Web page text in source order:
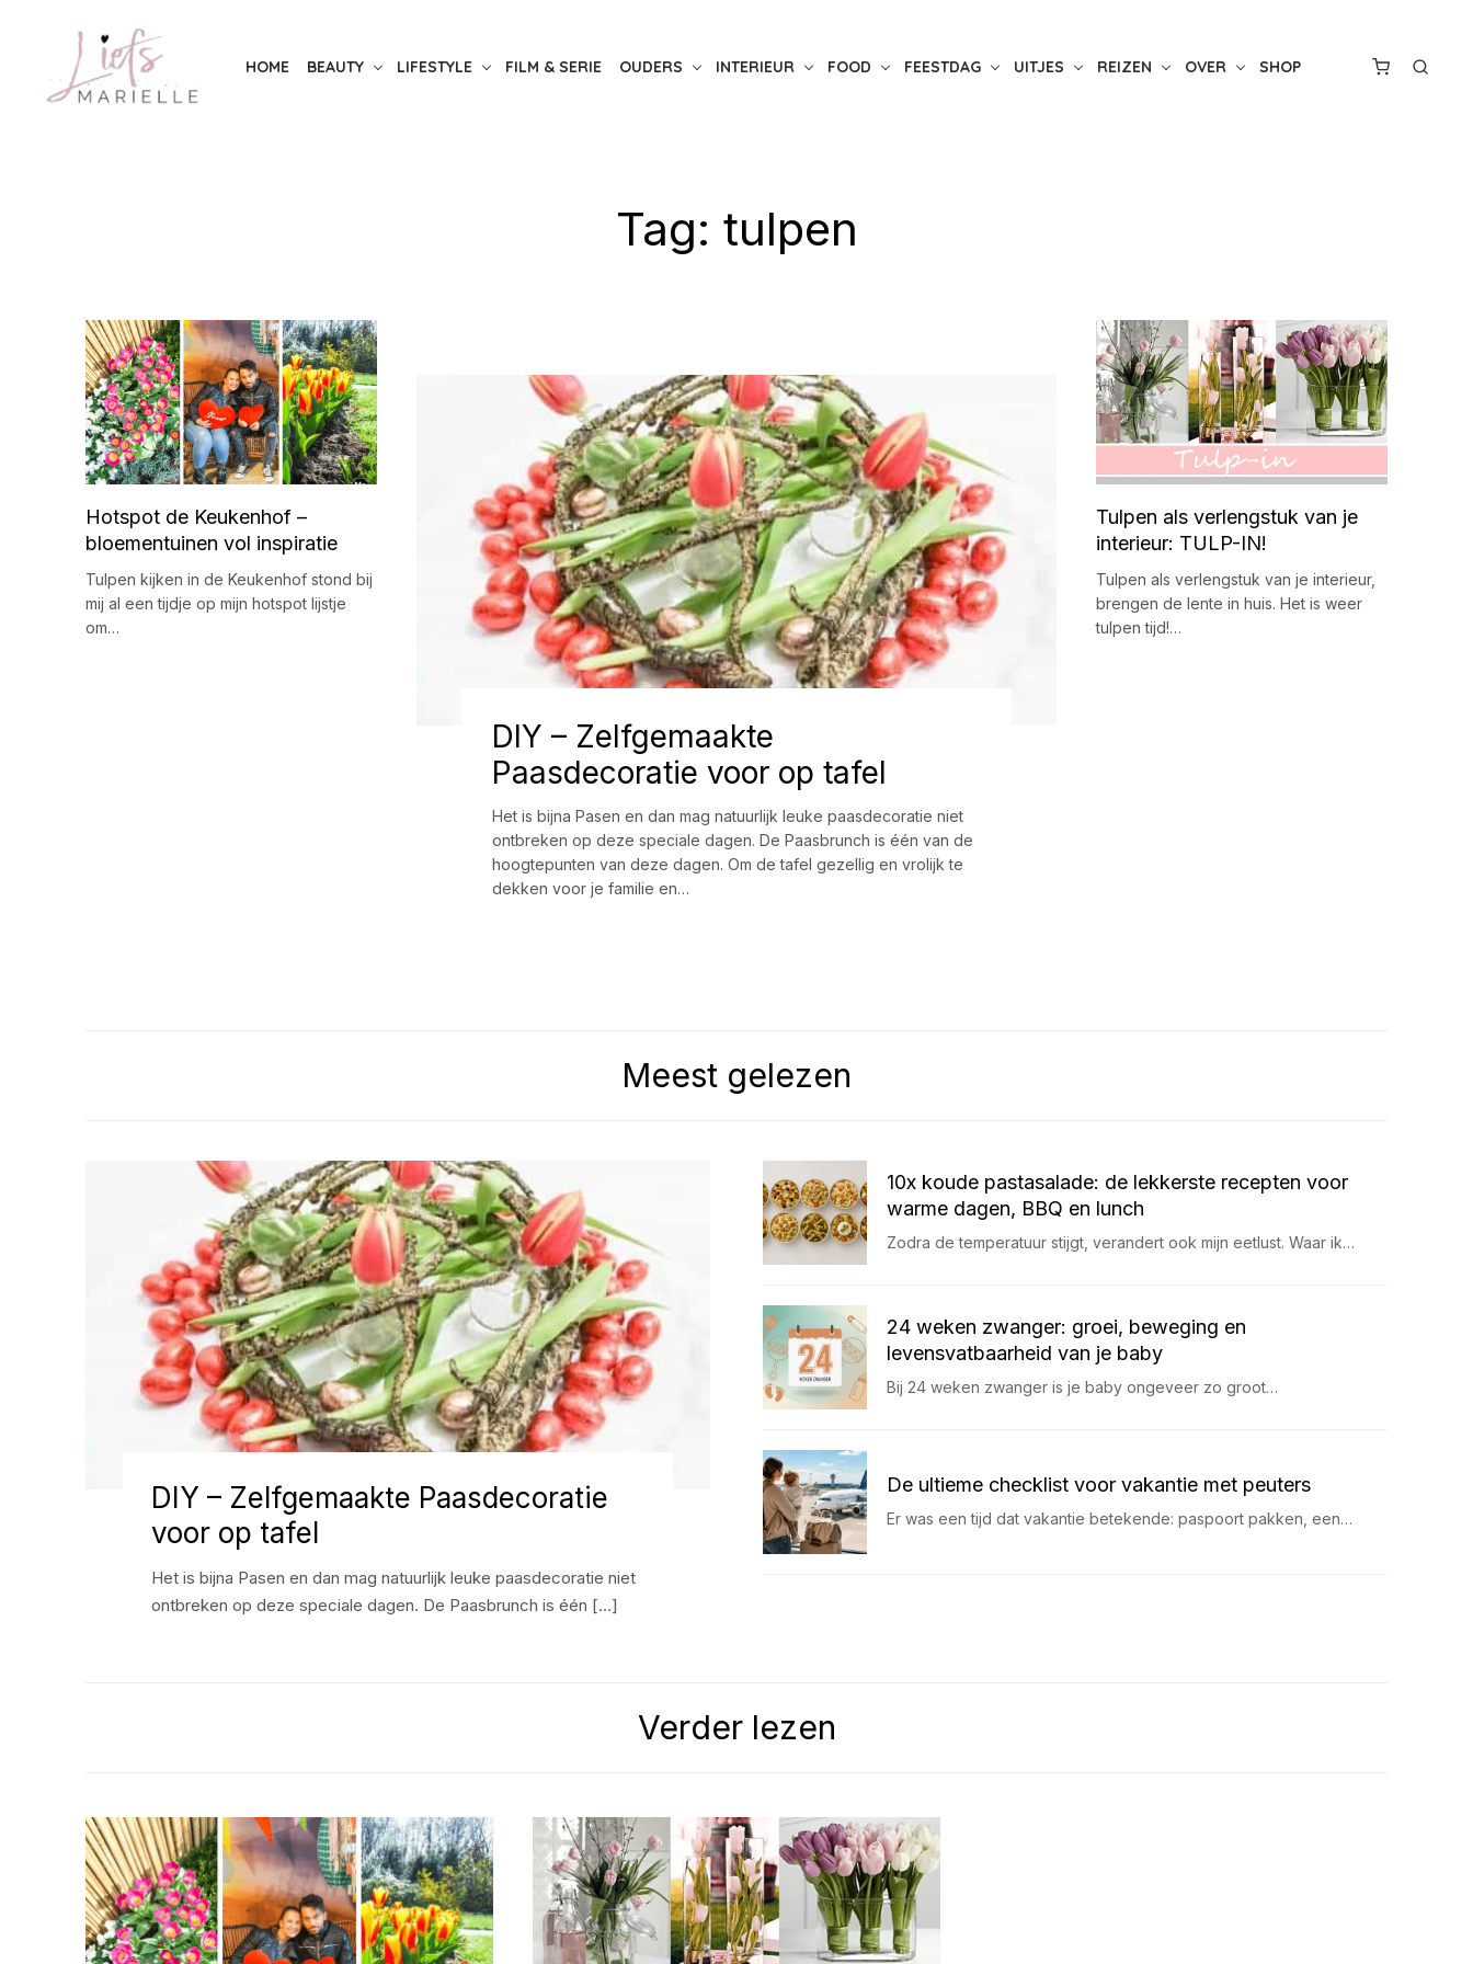
content
HOME BEAUTY LIFESTYLE FILM & SERIE OUDERS INTERIEUR FOOD FEESTDAG UITJES REIZEN OVER SHOP
Tag: tulpen
Hotspot de Keukenhof –
bloementuinen vol inspiratie
Tulpen kijken in de Keukenhof stond bij
mij al een tijdje op mijn hotspot lijstje
om…
DIY – Zelfgemaakte
Paasdecoratie voor op tafel
Het is bijna Pasen en dan mag natuurlijk leuke paasdecoratie niet
ontbreken op deze speciale dagen. De Paasbrunch is één van de
hoogtepunten van deze dagen. Om de tafel gezellig en vrolijk te
dekken voor je familie en…
Tulpen als verlengstuk van je
interieur: TULP-IN!
Tulpen als verlengstuk van je interieur,
brengen de lente in huis. Het is weer
tulpen tijd!…
Meest gelezen
DIY – Zelfgemaakte Paasdecoratie
voor op tafel
Het is bijna Pasen en dan mag natuurlijk leuke paasdecoratie niet
ontbreken op deze speciale dagen. De Paasbrunch is één […]
10x koude pastasalade: de lekkerste recepten voor
warme dagen, BBQ en lunch
Zodra de temperatuur stijgt, verandert ook mijn eetlust. Waar ik…
24 weken zwanger: groei, beweging en
levensvatbaarheid van je baby
Bij 24 weken zwanger is je baby ongeveer zo groot…
De ultieme checklist voor vakantie met peuters
Er was een tijd dat vakantie betekende: paspoort pakken, een…
Verder lezen